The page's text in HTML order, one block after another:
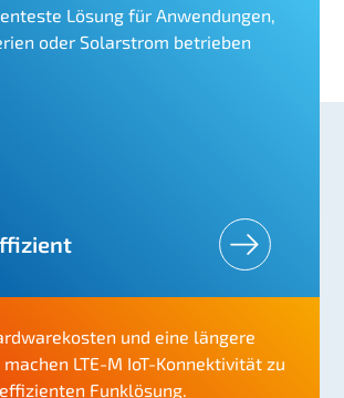
Lösung für Anwendungen,
oder Solarstrom betrieben
und eine längere
LTE-M IoT-Konnektivität zu
Funklösung.